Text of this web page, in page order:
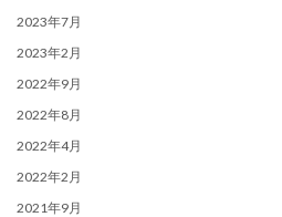
2023年7月
2023年2月
2022年9月
2022年8月
2022年4月
2022年2月
2021年9月